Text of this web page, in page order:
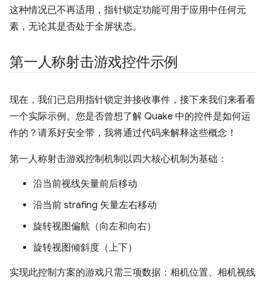
这种情况已不再适用，指针锁定功能可用于应用中任何元
素，无论其是否处于全屏状态。
第一人称射击游戏控件示例
现在，我们已启用指针锁定并接收事件，接下来我们来看看
一个实际示例。您是否曾想了解 Quake 中的控件是如何运
作的？请系好安全带，我将通过代码来解释这些概念！
第一人称射击游戏控制机制以四大核心机制为基础：
沿当前视线矢量前后移动
沿当前 strafing 矢量左右移动
旋转视图偏航（向左和向右）
旋转视图倾斜度（上下）
实现此控制方案的游戏只需三项数据：相机位置、相机视线